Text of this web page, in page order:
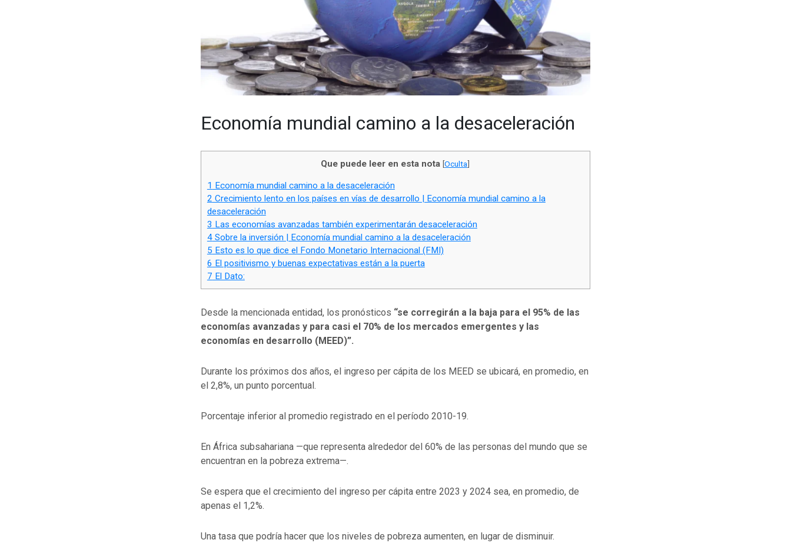
Economía mundial camino a la desaceleración
Que puede leer en esta nota [Oculta]
1 Economía mundial camino a la desaceleración
2 Crecimiento lento en los países en vías de desarrollo | Economía mundial camino a la
desaceleración
3 Las economías avanzadas también experimentarán desaceleración
4Sobre la inversión | Economía mundial camino a la desaceleración
5 Esto es lo que dice el Fondo Monetario Internacional (FMI)
6 El positivismo y buenas expectativas están a la puerta
7 El Dato:
Desde la mencionada entidad, los pronósticos “se corregirán a la baja para el 95% de las
economías avanzadas y para casi el 70% de los mercados emergentes y las
economías en desarrollo (MEED)”.
Durante los próximos dos años, el ingreso per cápita de los MEED se ubicará, en promedio, en
el 2,8%, un punto porcentual.
Porcentaje inferior al promedio registrado en el período 2010-19.
En África subsahariana —que representa alrededor del 60% de las personas del mundo que se
encuentran en la pobreza extrema—.
Se espera que el crecimiento del ingreso per cápita entre 2023 y 2024 sea, en promedio, de
apenas el 1,2%.
Una tasa que podría hacer que los niveles de pobreza aumenten, en lugar de disminuir.